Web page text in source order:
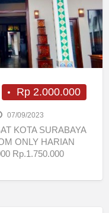
Rp 2.000.000
07/09/2023
KOTA SURABAYA
ONLY HARIAN
Rp.1.750.000